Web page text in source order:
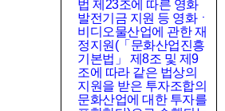
법 제 23조에 따른 영화
발전기금 지원 등 영화ㆍ
비디오물산업에 관한 재
정지원 (「 문화산업진흥
기본법 」 제8조 및 제9
조에 따라 같은 법상의
지원을 받은 투자조합의
문화산업에 대한 투자를